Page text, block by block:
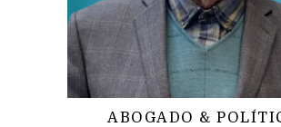
ABOGADO &